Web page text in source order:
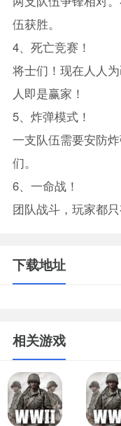
伍获胜。
4、死亡竞赛！
将士们！现在人人
人即是赢家！
5、炸弹模式！
一支队伍需要安防
们。
6、一命战！
团队战斗，玩家都
下载地址
相关游戏